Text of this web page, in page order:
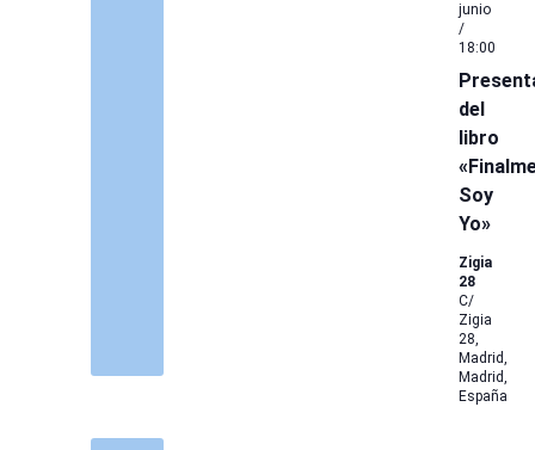
del
libro
Soy
Yo»
junio
/
18:00
Zigia
28
C/
Zigia
28,
Madrid,
Madrid,
España